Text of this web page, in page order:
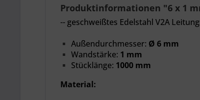
Produktinformationen "6 x 1
-- geschweißtes Edelstahl V2A
Außendurchmesser: Ø 6 mm
Wandstärke: 1 mm
Stücklänge: 1000 mm
Material: